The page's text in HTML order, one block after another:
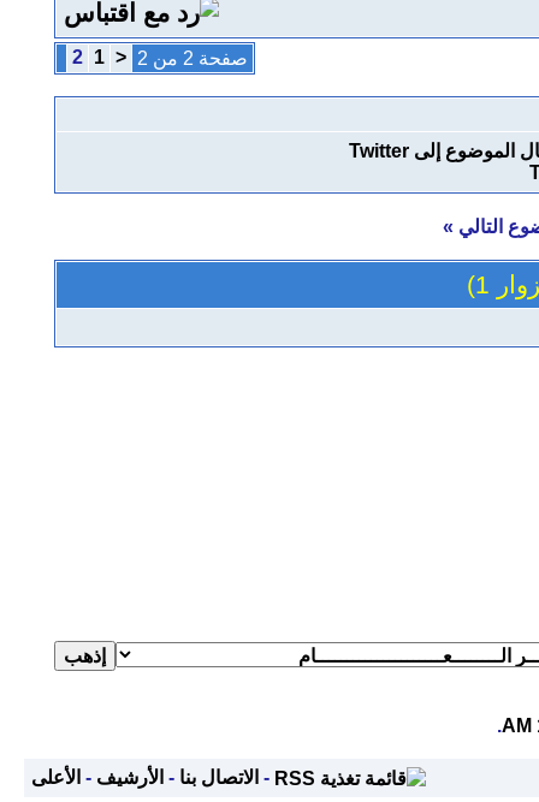
صفحة 2 من 2 <
1
2
التالي »
.
- الاتصال بنا - الأرشيف - الأعلى